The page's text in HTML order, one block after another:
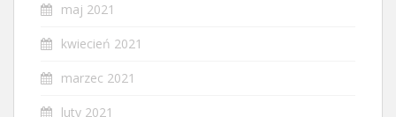
maj 2021
kwiecień 2021
marzec 2021
luty 2021